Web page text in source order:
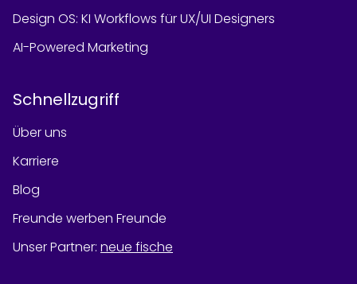
Design OS: KI Workflows für UX/UI Designers
AI-Powered Marketing
Schnellzugriff
Über uns
Karriere
Blog
Freunde werben Freunde
Unser Partner: neue fische